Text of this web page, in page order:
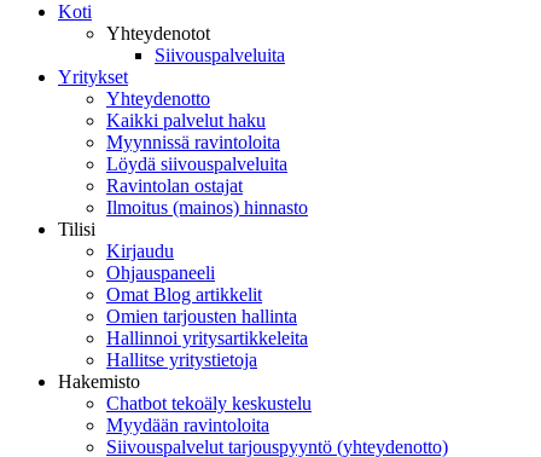
Koti
Yhteydenotot
Siivouspalveluita
Yritykset
Yhteydenotto
Kaikki palvelut haku
Myynnissä ravintoloita
Löydä siivouspalveluita
Ravintolan ostajat
Ilmoitus (mainos) hinnasto
Tilisi
Kirjaudu
Ohjauspaneeli
Omat Blog artikkelit
Omien tarjousten hallinta
Hallinnoi yritysartikkeleita
Hallitse yritystietoja
Hakemisto
Chatbot tekoäly keskustelu
Myydään ravintoloita
Siivouspalvelut tarjouspyyntö (yhteydenotto)